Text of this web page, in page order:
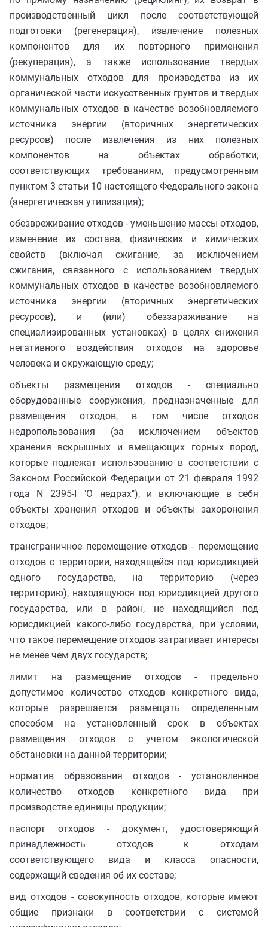
производственный цикл после соответствующей
подготовки (регенерация), извлечение полезных
компонентов для их повторного применения
(рекуперация), а также использование твердых
коммунальных отходов для производства из их
органической части искусственных грунтов и твердых
коммунальных отходов в качестве возобновляемого
источника энергии (вторичных энергетических
ресурсов) после извлечения из них полезных
компонентов на объектах обработки,
соответствующих требованиям, предусмотренным
пунктом 3 статьи 10 настоящего Федерального закона
(энергетическая утилизация);
обезвреживание отходов - уменьшение массы отходов,
изменение их состава, физических и химических
свойств (включая сжигание, за исключением
сжигания, связанного с использованием твердых
коммунальных отходов в качестве возобновляемого
источника энергии (вторичных энергетических
ресурсов), и (или) обеззараживание на
специализированных установках) в целях снижения
негативного воздействия отходов на здоровье
человека и окружающую среду;
объекты размещения отходов - специально
оборудованные сооружения, предназначенные для
размещения отходов, в том числе отходов
недропользования (за исключением объектов
хранения вскрышных и вмещающих горных пород,
которые подлежат использованию в соответствии с
Законом Российской Федерации от 21 февраля 1992
года N 2395-I "О недрах"), и включающие в себя
объекты хранения отходов и объекты захоронения
отходов;
трансграничное перемещение отходов - перемещение
отходов с территории, находящейся под юрисдикцией
одного государства, на территорию (через
территорию), находящуюся под юрисдикцией другого
государства, или в район, не находящийся под
юрисдикцией какого-либо государства, при условии,
что такое перемещение отходов затрагивает интересы
не менее чем двух государств;
лимит на размещение отходов - предельно
допустимое количество отходов конкретного вида,
которые разрешается размещать определенным
способом на установленный срок в объектах
размещения отходов с учетом экологической
обстановки на данной территории;
норматив образования отходов - установленное
количество отходов конкретного вида при
производстве единицы продукции;
паспорт отходов - документ, удостоверяющий
принадлежность отходов к отходам
соответствующего вида и класса опасности,
содержащий сведения об их составе;
вид отходов - совокупность отходов, которые имеют
общие признаки в соответствии с системой